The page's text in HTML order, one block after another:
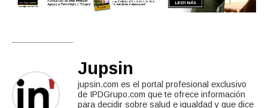
Jupsin
jupsin.com es el portal profesional exclusivo
de IPDGrupo.com que te ofrece información
para decidir sobre salud e igualdad y que dice